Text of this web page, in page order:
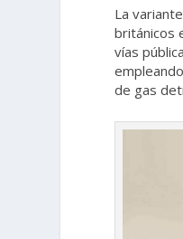
La variante
británicos
vías
de gas